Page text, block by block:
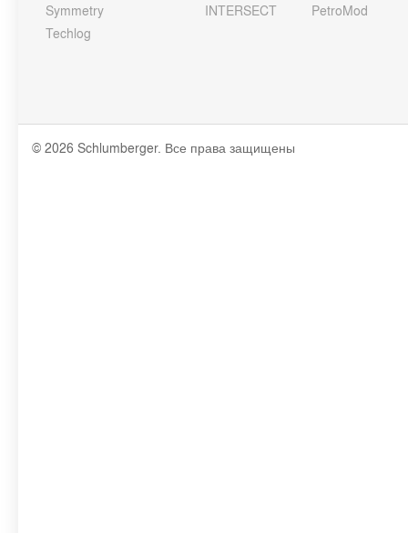
Symmetry
Techlog
INTERSECT
PetroMod
© 2026 Schlumberger. Все права защищены